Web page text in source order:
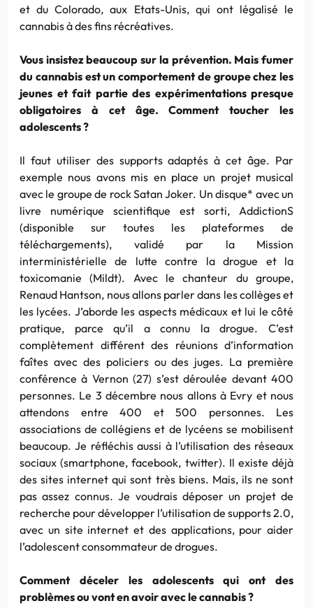
et du Colorado, aux Etats-Unis, qui ont légalisé le
cannabis à des fins récréatives.
Vous insistez beaucoup sur la prévention. Mais fumer
du cannabis est un comportement de groupe chez les
jeunes et fait partie des expérimentations presque
obligatoires à cet âge. Comment toucher les
adolescents ?
Il faut utiliser des supports adaptés à cet âge. Par
exemple nous avons mis en place un projet musical
avec le groupe de rock Satan Joker. Un disque* avec un
livre numérique scientifique est sorti, AddictionS
(disponible sur toutes les plateformes de
téléchargements), validé par la Mission
interministérielle de lutte contre la drogue et la
toxicomanie (Mildt). Avec le chanteur du groupe,
Renaud Hantson, nous allons parler dans les collèges et
les lycées. J’aborde les aspects médicaux et lui le côté
pratique, parce qu’il a connu la drogue. C’est
complètement différent des réunions d’information
faîtes avec des policiers ou des juges. La première
conférence à Vernon (27) s’est déroulée devant 400
personnes. Le 3 décembre nous allons à Evry et nous
attendons entre 400 et 500 personnes. Les
associations de collégiens et de lycéens se mobilisent
beaucoup. Je réfléchis aussi à l’utilisation des réseaux
sociaux (smartphone, facebook, twitter). Il existe déjà
des sites internet qui sont très biens. Mais, ils ne sont
pas assez connus. Je voudrais déposer un projet de
recherche pour développer l’utilisation de supports 2.0,
avec un site internet et des applications, pour aider
l’adolescent consommateur de drogues.
Comment déceler les adolescents qui ont des
problèmes ou vont en avoir avec le cannabis ?